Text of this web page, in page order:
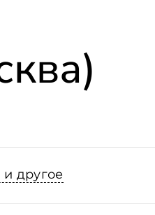
другое